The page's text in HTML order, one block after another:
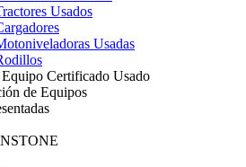
Usados
Usadas
Certificado Usado
de Equipos